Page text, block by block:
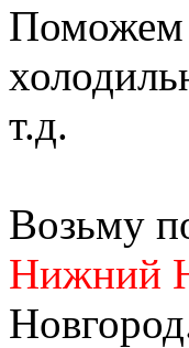
Поможем
т.д.
Возьму
Нижний